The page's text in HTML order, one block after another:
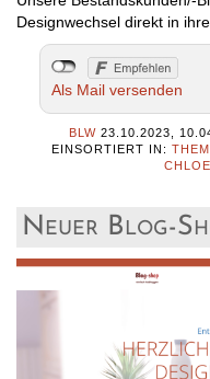
Designwechsel direkt in
Als Mail versenden
BLW 23.10.2023,
EINSORTIERT IN:
CHLOE
Neuer Blog-